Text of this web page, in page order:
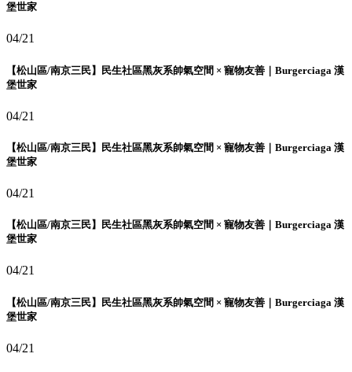
堡世家
04/21
【松山區/南京三民】民生社區黑灰系帥氣空間 × 寵物友善｜Burgerciaga 漢
堡世家
04/21
【松山區/南京三民】民生社區黑灰系帥氣空間 × 寵物友善｜Burgerciaga 漢
堡世家
04/21
【松山區/南京三民】民生社區黑灰系帥氣空間 × 寵物友善｜Burgerciaga 漢
堡世家
04/21
【松山區/南京三民】民生社區黑灰系帥氣空間 × 寵物友善｜Burgerciaga 漢
堡世家
04/21